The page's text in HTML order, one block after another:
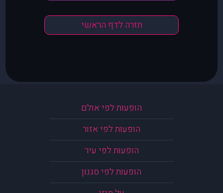
חזרה לדף הראשי
הופעות לפי אולם
הופעות לפי אזור
הופעות לפי עיר
הופעות לפי סגנון